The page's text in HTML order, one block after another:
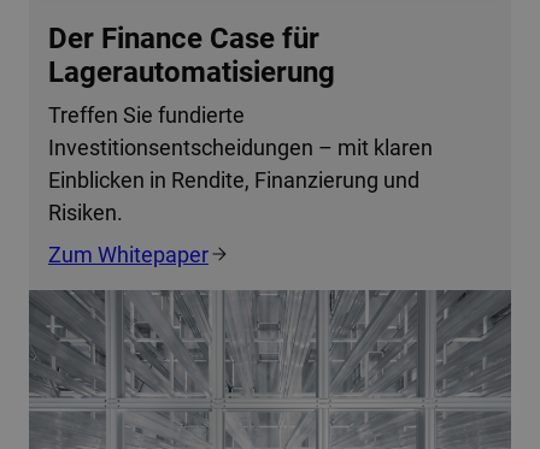
Der Finance Case für
Lagerautomatisierung
Treffen Sie fundierte
Investitionsentscheidungen – mit klaren
Einblicken in Rendite, Finanzierung und
Risiken.
Zum Whitepaper